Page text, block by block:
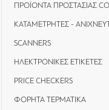
ΠΡΟΪΟΝΤΑ ΠΡΟΣΤΑΣΙΑΣ
ΚΑΤΑΜΕΤΡΗΤΕΣ -
SCANNERS
ΗΛΕΚΤΡΟΝΙΚΕΣ ΕΤΙΚΕΤΕΣ
PRICE CHECKERS
ΦΟΡΗΤΑ ΤΕΡΜΑΤΙΚΑ